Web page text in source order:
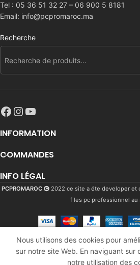
Tel : 05 36 51 32 27 – 06 900 5 8181
Email: info@pcpromaroc.ma
Recherche
INFORMATION
COMMANDES
INFO LÉGAL
PCPROMAROC 2022 ce site a éte developer et
f les pc professionnel au
Nous utilisons des cookies pour
sur notre site Web. En naviguant sur
notre utilisation des
quiet
pure 1700 Dhs
En
stock